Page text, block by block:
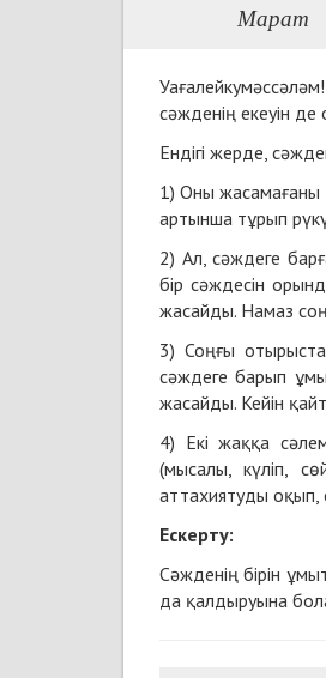
Марат
сәжденің екеуін
Ендігі жерде,
1) Оны жасамағаны
артынша тұрып
2) Ал, сәждеге
бір сәждесін
жасайды. Намаз
3) Соңғы
сәждеге барып
жасайды. Кейін
4) Екі жаққа
(мысалы, күліп,
аттахиятуды
Ескерту:
Сәжденің бірін
да қалдыруына